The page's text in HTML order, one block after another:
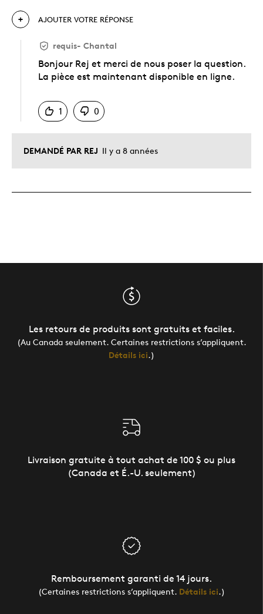
DEMANDÉ PAR REJ Il y a 8 années
AJOUTER VOTRE RÉPONSE
requis- Chantal
Bonjour Rej et merci de nous poser la question.
La pièce est maintenant disponible en ligne.
1
0
Les retours de produits sont gratuits et faciles.
(Au Canada seulement. Certaines restrictions s’appliquent.
Détails ici.)
Livraison gratuite à tout achat de 100 $ ou plus
(Canada et É.-U. seulement)
Remboursement garanti de 14 jours.
(Certaines restrictions s’appliquent. Détails ici.)